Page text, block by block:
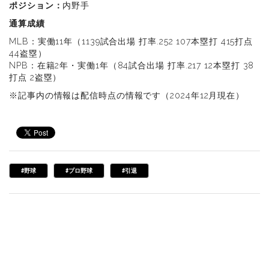
ポジション： 内野手
通算成績
MLB：実働11年（1139試合出場 打率.252 107本塁打 415打点
44盗塁）
NPB：在籍2年・実働1年（84試合出場 打率.217 12本塁打 38
打点 2盗塁）
※記事内の情報は配信時点の情報です（2024年12月現在）
#野球 #プロ野球 #引退